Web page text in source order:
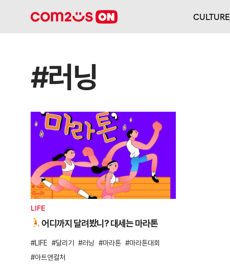
CULTURE
#러닝
LIFE
어디까지 달려봤니? 대세는 마라톤
LIFE 달리기 러닝 마라톤
마라톤대회
아트앤컬처